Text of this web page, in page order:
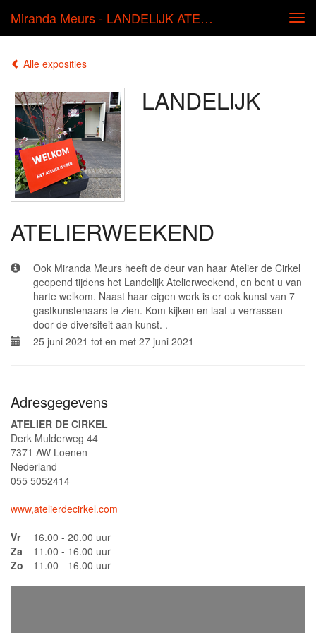
Miranda Meurs - LANDELIJK ATELIERWEEKEND
Alle exposities
LANDELIJK
ATELIERWEEKEND
Ook Miranda Meurs heeft de deur van haar Atelier de Cirkel
geopend tijdens het Landelijk Atelierweekend, en bent u van
harte welkom. Naast haar eigen werk is er ook kunst van 7
gastkunstenaars te zien. Kom kijken en laat u verrassen
door de diversiteit aan kunst. .
25 juni 2021 tot en met 27 juni 2021
Adresgegevens
ATELIER DE CIRKEL
Derk Mulderweg 44
7371 AW Loenen
Nederland
055 5052414
www,atelierdecirkel.com
Vr
16.00 - 20.00 uur
Za
11.00 - 16.00 uur
Zo
11.00 - 16.00 uur